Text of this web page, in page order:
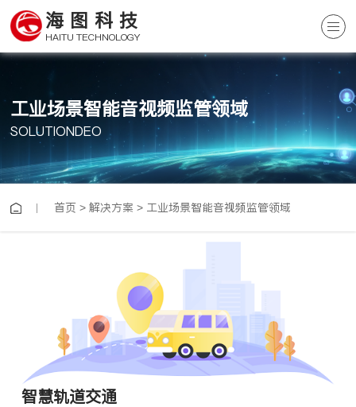
海图科技
HAITU TECHNOLOGY
工业场景智能音视频监管领域
SOLUTIONDEO
首页 >解决方案 > 工业场景智能音视频监管领域
智慧轨道交通